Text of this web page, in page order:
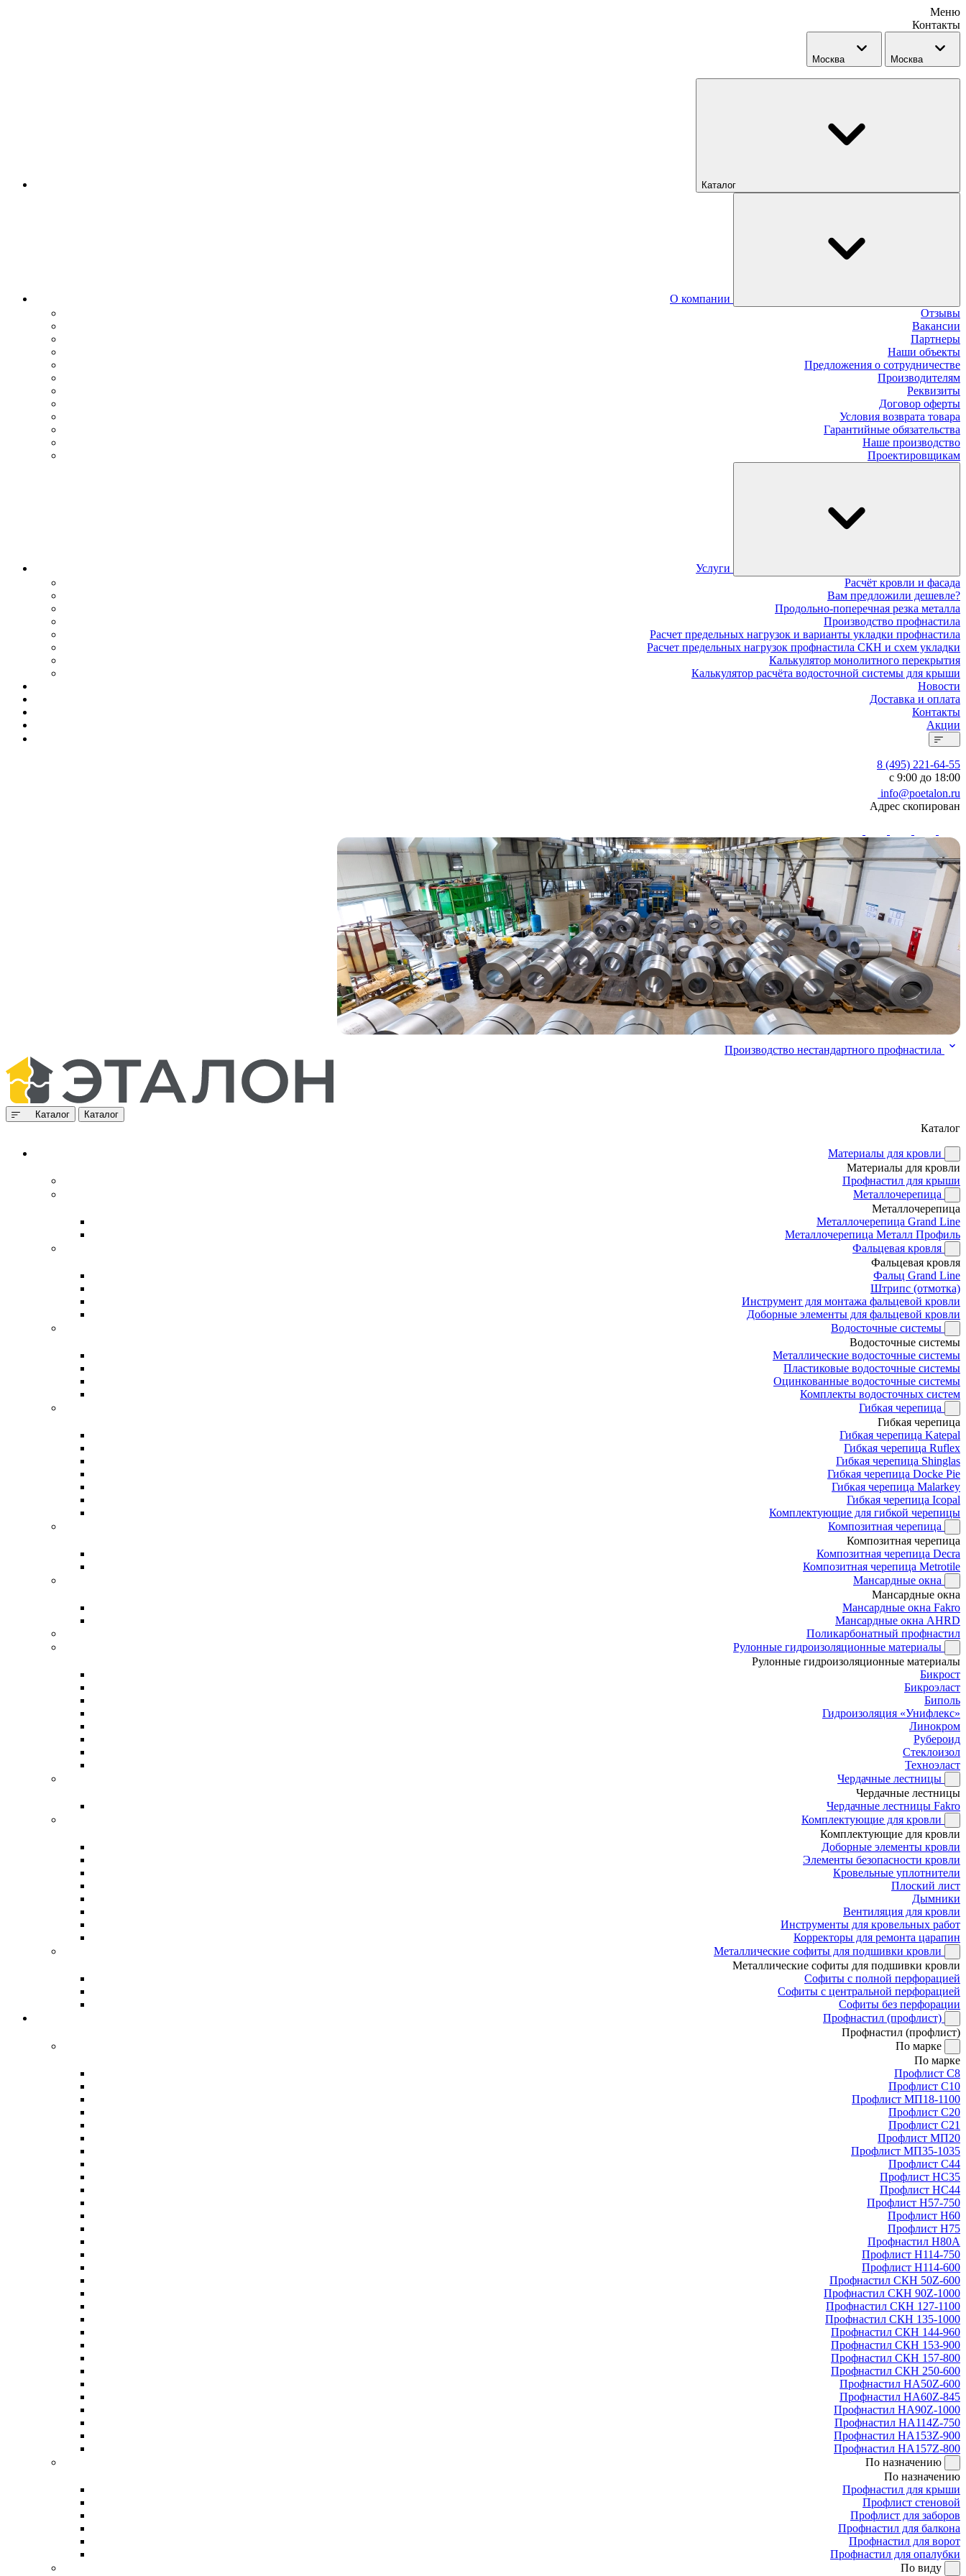
Меню
Контакты
Москва Москва
Каталог
О компании
Отзывы
Вакансии
Партнеры
Наши объекты
Предложения о сотрудничестве
Производителям
Реквизиты
Договор оферты
Условия возврата товара
Гарантийные обязательства
Наше производство
Проектировщикам
Услуги
Расчёт кровли и фасада
Вам предложили дешевле?
Продольно-поперечная резка металла
Производство профнастила
Расчет предельных нагрузок и варианты укладки профнастила
Расчет предельных нагрузок профнастила СКН и схем укладки
Калькулятор монолитного перекрытия
Калькулятор расчёта водосточной системы для крыши
Новости
Доставка и оплата
Контакты
Акции
8 (495) 221-64-55
с 9:00 до 18:00
info@poetalon.ru
Адрес скопирован
Производство нестандартного профнастила
Каталог Каталог
Каталог
Материалы для кровли
Материалы для кровли
Профнастил для крыши
Металлочерепица
Металлочерепица
Металлочерепица Grand Line
Металлочерепица Металл Профиль
Фальцевая кровля
Фальцевая кровля
Фальц Grand Line
Штрипс (отмотка)
Инструмент для монтажа фальцевой кровли
Доборные элементы для фальцевой кровли
Водосточные системы
Водосточные системы
Металлические водосточные системы
Пластиковые водосточные системы
Оцинкованные водосточные системы
Комплекты водосточных систем
Гибкая черепица
Гибкая черепица
Гибкая черепица Katepal
Гибкая черепица Ruflex
Гибкая черепица Shinglas
Гибкая черепица Docke Pie
Гибкая черепица Malarkey
Гибкая черепица Icopal
Комплектующие для гибкой черепицы
Композитная черепица
Композитная черепица
Композитная черепица Decra
Композитная черепица Metrotile
Мансардные окна
Мансардные окна
Мансардные окна Fakro
Мансардные окна AHRD
Поликарбонатный профнастил
Рулонные гидроизоляционные материалы
Рулонные гидроизоляционные материалы
Бикрост
Бикроэласт
Биполь
Гидроизоляция «Унифлекс»
Линокром
Рубероид
Стеклоизол
Техноэласт
Чердачные лестницы
Чердачные лестницы
Чердачные лестницы Fakro
Комплектующие для кровли
Комплектующие для кровли
Доборные элементы кровли
Элементы безопасности кровли
Кровельные уплотнители
Плоский лист
Дымники
Вентиляция для кровли
Инструменты для кровельных работ
Корректоры для ремонта царапин
Металлические софиты для подшивки кровли
Металлические софиты для подшивки кровли
Софиты с полной перфорацией
Софиты с центральной перфорацией
Софиты без перфорации
Профнастил (профлист)
Профнастил (профлист)
По марке
По марке
Профлист С8
Профлист С10
Профлист МП18-1100
Профлист С20
Профлист С21
Профлист МП20
Профлист МП35-1035
Профлист С44
Профлист НС35
Профлист НС44
Профлист Н57-750
Профлист Н60
Профлист Н75
Профнастил Н80А
Профлист Н114-750
Профлист Н114-600
Профнастил СКН 50Z-600
Профнастил СКН 90Z-1000
Профнастил СКН 127-1100
Профнастил СКН 135-1000
Профнастил СКН 144-960
Профнастил СКН 153-900
Профнастил СКН 157-800
Профнастил СКН 250-600
Профнастил НА50Z-600
Профнастил НА60Z-845
Профнастил НА90Z-1000
Профнастил НА114Z-750
Профнастил НА153Z-900
Профнастил НА157Z-800
По назначению
По назначению
Профнастил для крыши
Профлист стеновой
Профлист для заборов
Профнастил для балкона
Профнастил для ворот
Профнастил для опалубки
По виду